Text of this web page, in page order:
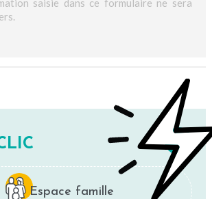
saisie dans ce formulaire ne sera
Espace famille